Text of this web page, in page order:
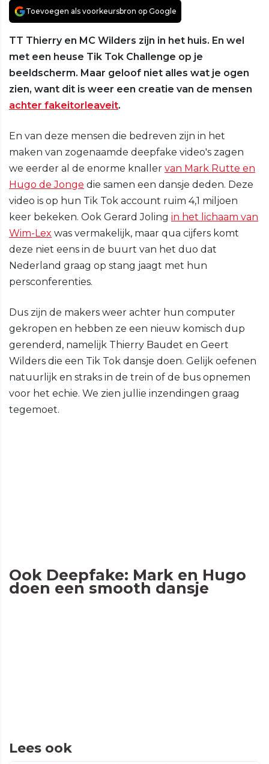
Toevoegen als voorkeursbron op Google
TT Thierry en MC Wilders zijn in het huis. En wel
met een heuse Tik Tok Challenge op je
beeldscherm. Maar geloof niet alles wat je ogen
zien, want dit is weer een creatie van de mensen
achter fakeitorleaveit.
En van deze mensen die bedreven zijn in het
maken van zogenaamde deepfake video's zagen
we eerder al de enorme knaller van Mark Rutte en
Hugo de Jonge die samen een dansje deden. Deze
video is op hun Tik Tok account ruim 4,1 miljoen
keer bekeken. Ook Gerard Joling in het lichaam van
Wim-Lex was vermakelijk, maar qua cijfers komt
deze niet eens in de buurt van het duo dat
Nederland graag op stang jaagt met hun
persconferenties.
Dus zijn de makers weer achter hun computer
gekropen en hebben ze een nieuw komisch dup
gerenderd, namelijk Thierry Baudet en Geert
Wilders die een Tik Tok dansje doen. Gelijk oefenen
natuurlijk en straks in de trein of de bus opnemen
voor het echie. We zien jullie inzendingen graag
tegemoet.
Ook Deepfake: Mark en Hugo
doen een smooth dansje
Lees ook